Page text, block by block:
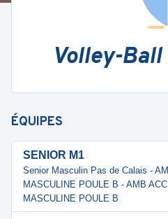
Volley-
ÉQUIPES
SENIOR M1
Senior Masculin Pas de Calais -
MASCULINE POULE B - AMB
MASCULINE POULE B